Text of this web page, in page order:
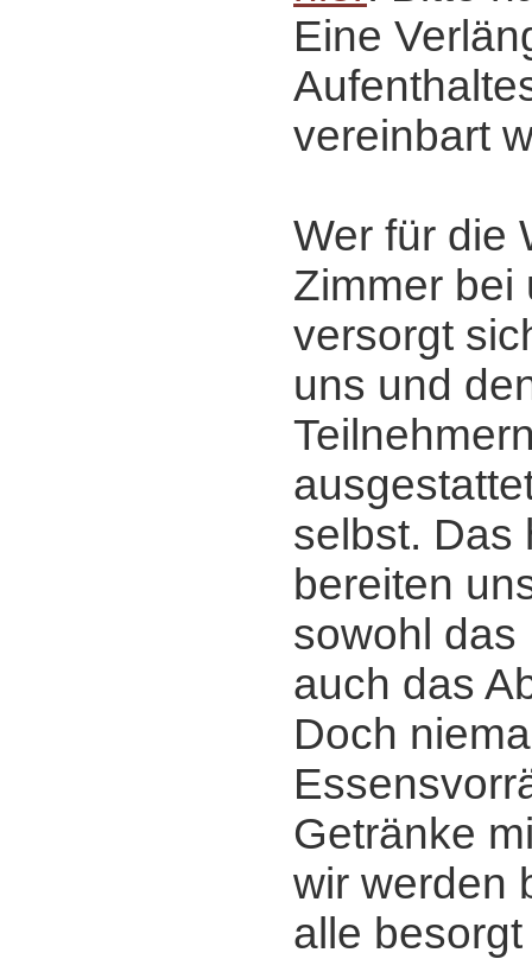
Eine
vereinbart
Wer für die
Zimmer bei
versorgt
uns und
selbst. Das
bereiten
sowohl das
auch das
Doch
Getränke
wir werden
alle